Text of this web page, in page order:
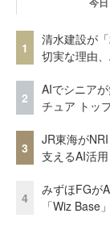
1
清水建設が
切実な理由
2
AIでシニア
チュア トッ
3
JR東海が
支えるAI活
4
みずほFGが
「Wiz Base